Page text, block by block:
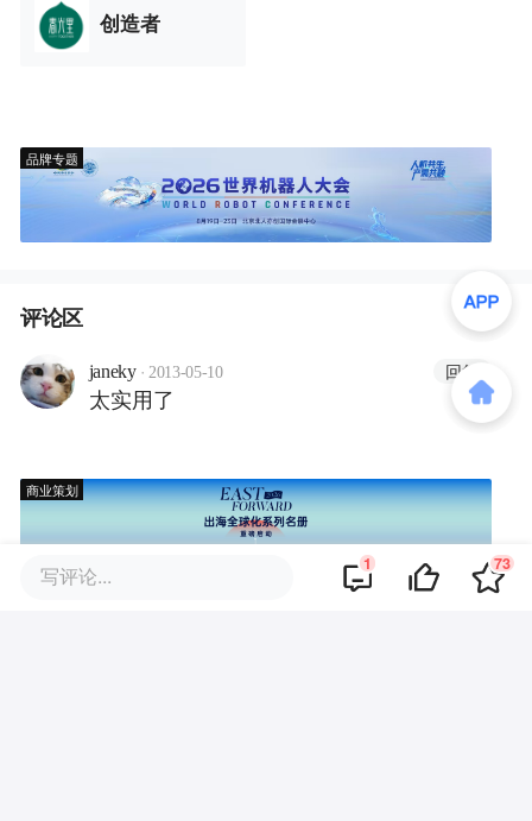
创造者
品牌专题
评论区
janeky · 2013-05-10 回复
太实用了
商业策划
写评论... 1 73